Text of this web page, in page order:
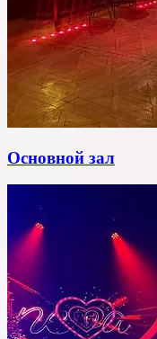
Основной зал